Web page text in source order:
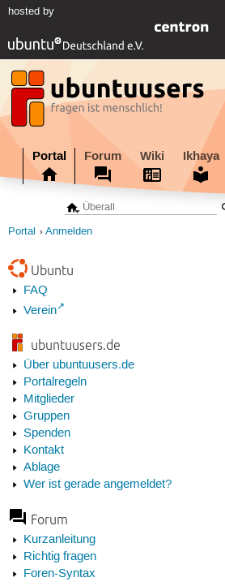
hosted by
Portal Forum Wiki Ikhaya
Portal Anmelden
Ubuntu
FAQ
Verein
ubuntuusers.de
Über ubuntuusers.de
Portalregeln
Mitglieder
Gruppen
Spenden
Kontakt
Ablage
Wer ist gerade angemeldet?
Forum
Kurzanleitung
Richtig fragen
Foren-Syntax